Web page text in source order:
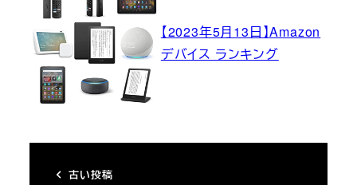
【2023年5月13日】Amazon
デバイス ランキング
古い投稿